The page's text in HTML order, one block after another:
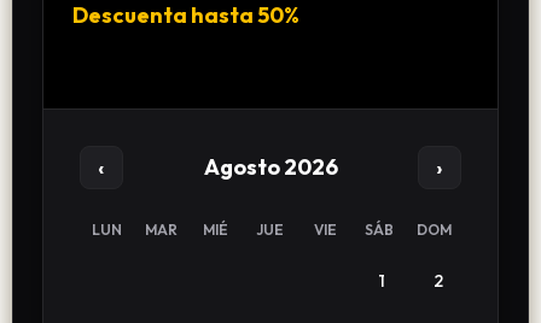
Descuenta hasta 50%
‹ Agosto 2026 ›
LUN MAR MIÉ JUE VIE SÁB DOM
1 2